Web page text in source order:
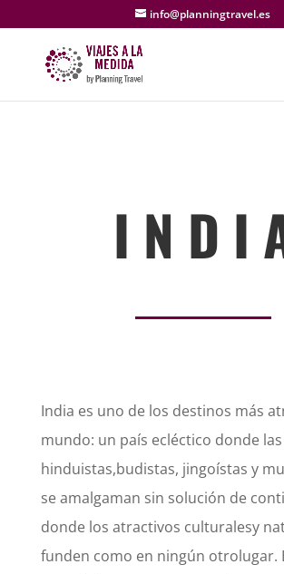
info@planningtravel.es
I N D I
India es uno de los destinos más
mundo: un país ecléctico donde
hinduistas,budistas, jingoístas y
se amalgaman sin solución de
donde los atractivos culturalesy
funden como en ningún otrolugar.